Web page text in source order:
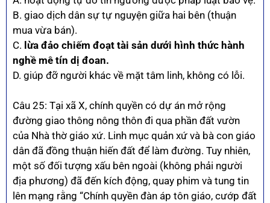
B. giao dịch dân sự tự nguyện giữa hai bên (thuận
mua vừa bán).
C. lừa đảo chiếm đoạt tài sản dưới hình thức hành
nghề mê tín dị đoan.
D. giúp đỡ người khác về mặt tâm linh, không có lỗi.
Câu 25: Tại xã X, chính quyền có dự án mở rộng
đường giao thông nông thôn đi qua phần đất vườn
của Nhà thờ giáo xứ. Linh mục quản xứ và bà con giáo
dân đã đồng thuận hiến đất để làm đường. Tuy nhiên,
một số đối tượng xấu bên ngoài (không phải người
địa phương) đã đến kích động, quay phim và tung tin
lên mạng rằng “Chính quyền đàn áp tôn giáo, cướp đất